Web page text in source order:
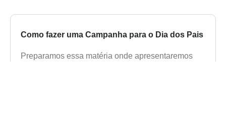
Como fazer uma Campanha para o Dia dos Pais
Preparamos essa matéria onde apresentaremos